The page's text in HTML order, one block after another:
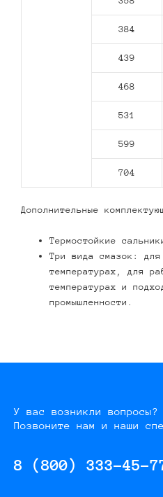
384
439
468
531
599
704
Дополнительные
Термостойкие
Три вида смазок:
температурах, для
температурах и
промышленности.
У вас возникли вопросы?
Позвоните нам и наши
8 (800) 333-45-